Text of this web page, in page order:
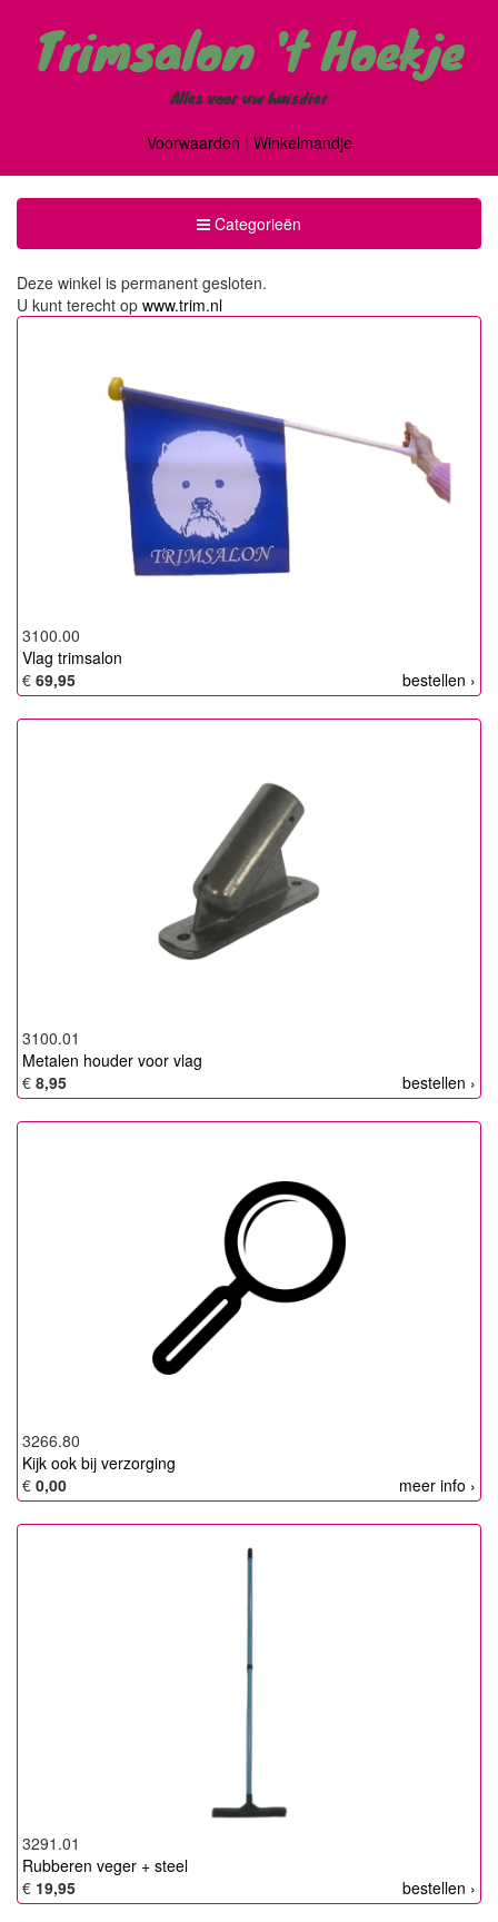
Trimsalon 't Hoekje
Alles voor uw huisdier
Voorwaarden | Winkelmandje
Toggle
Categorieën
Categorieën
Deze winkel is permanent gesloten.
U kunt terecht op www.trim.nl
3100.00
Vlag trimsalon
bestellen ›
€ 69,95
3100.01
Metalen houder voor vlag
bestellen ›
€ 8,95
3266.80
Kijk ook bij verzorging
meer info ›
€ 0,00
3291.01
Rubberen veger + steel
bestellen ›
€ 19,95